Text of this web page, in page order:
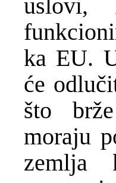
uslovi,
ka EU.
će
što
moraju
zemlja